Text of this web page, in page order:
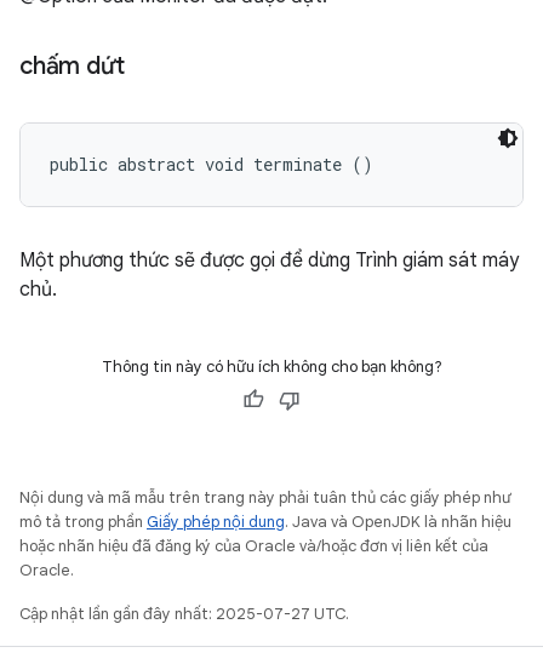
chấm dứt
public abstract void terminate ()
Một phương thức sẽ được gọi để dừng Trình giám sát máy
chủ.
Thông tin này có hữu ích không cho bạn không?
Nội dung và mã mẫu trên trang này phải tuân thủ các giấy phép như
mô tả trong phần Giấy phép nội dung. Java và OpenJDK là nhãn hiệu
hoặc nhãn hiệu đã đăng ký của Oracle và/hoặc đơn vị liên kết của
Oracle.
Cập nhật lần gần đây nhất: 2025-07-27 UTC.